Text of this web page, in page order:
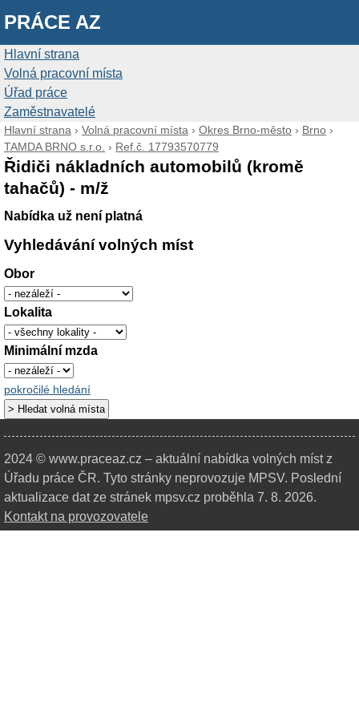
PRÁCE AZ
Hlavní strana
Volná pracovní místa
Úřad práce
Zaměstnavatelé
Hlavní strana › Volná pracovní místa › Okres Brno-město › Brno ›
TAMDA BRNO s.r.o. › Ref.č. 17793570779
Řidiči nákladních automobilů (kromě
tahačů) - m/ž
Nabídka už není platná
Vyhledávání volných míst
Obor
Lokalita
Minimální mzda
pokročilé hledání
2024 © www.praceaz.cz – aktuální nabídka volných míst z
Úřadu práce ČR. Tyto stránky neprovozuje MPSV. Poslední
aktualizace dat ze stránek mpsv.cz proběhla 7. 8. 2026.
Kontakt na provozovatele